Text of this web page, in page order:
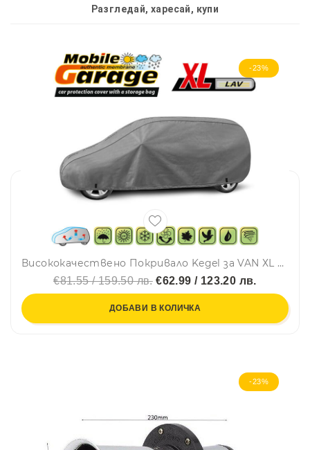
Разгледай, харесай, купи
-23%
Висококачествено Покривало Kegel за VAN ХL 463x160cm
€81.55 / 159.50 лв.€62.99 / 123.20 лв.
ДОБАВИ В КОЛИЧКА
-23%